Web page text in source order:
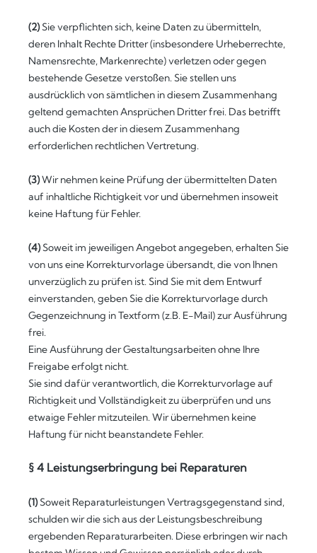
(2)Sie verpflichten sich, keine Daten zu übermitteln,
deren Inhalt Rechte Dritter (insbesondere Urheberrechte,
Namensrechte, Markenrechte) verletzen oder gegen
bestehende Gesetze verstoßen. Sie stellen uns
ausdrücklich von sämtlichen in diesem Zusammenhang
geltend gemachten Ansprüchen Dritter frei. Das betrifft
auch die Kosten der in diesem Zusammenhang
erforderlichen rechtlichen Vertretung.
(3)Wir nehmen keine Prüfung der übermittelten Daten
auf inhaltliche Richtigkeit vor und übernehmen insoweit
keine Haftung für Fehler.
(4)Soweit im jeweiligen Angebot angegeben, erhaltenSie
von uns eine Korrekturvorlage übersandt, die von Ihnen
unverzüglich zu prüfen ist. Sind Sie mit dem Entwurf
einverstanden, geben Sie die Korrekturvorlage durch
Gegenzeichnung in Textform (z.B. E-Mail) zur Ausführung
frei.
Eine Ausführung der Gestaltungsarbeiten ohne Ihre
Freigabe erfolgt nicht.
Sie sind dafür verantwortlich, die Korrekturvorlage auf
Richtigkeit und Vollständigkeit zu überprüfen und uns
etwaige Fehler mitzuteilen. Wir übernehmen keine
Haftung für nicht beanstandete Fehler.
§ 4 Leistungserbringung bei Reparaturen
(1)Soweit Reparaturleistungen Vertragsgegenstand sind,
schulden wir die sich aus der Leistungsbeschreibung
ergebenden Reparaturarbeiten. Diese erbringen wir nach